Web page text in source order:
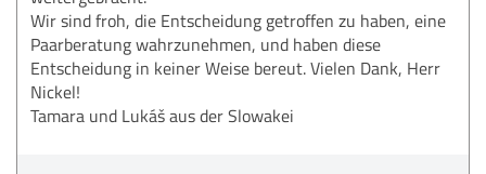
Wir sind froh, die Entscheidung getroffen zu haben, eine
Paarberatung wahrzunehmen, und haben diese
Entscheidung in keiner Weise bereut. Vielen Dank, Herr
Nickel!
Tamara und Lukáš aus der Slowakei